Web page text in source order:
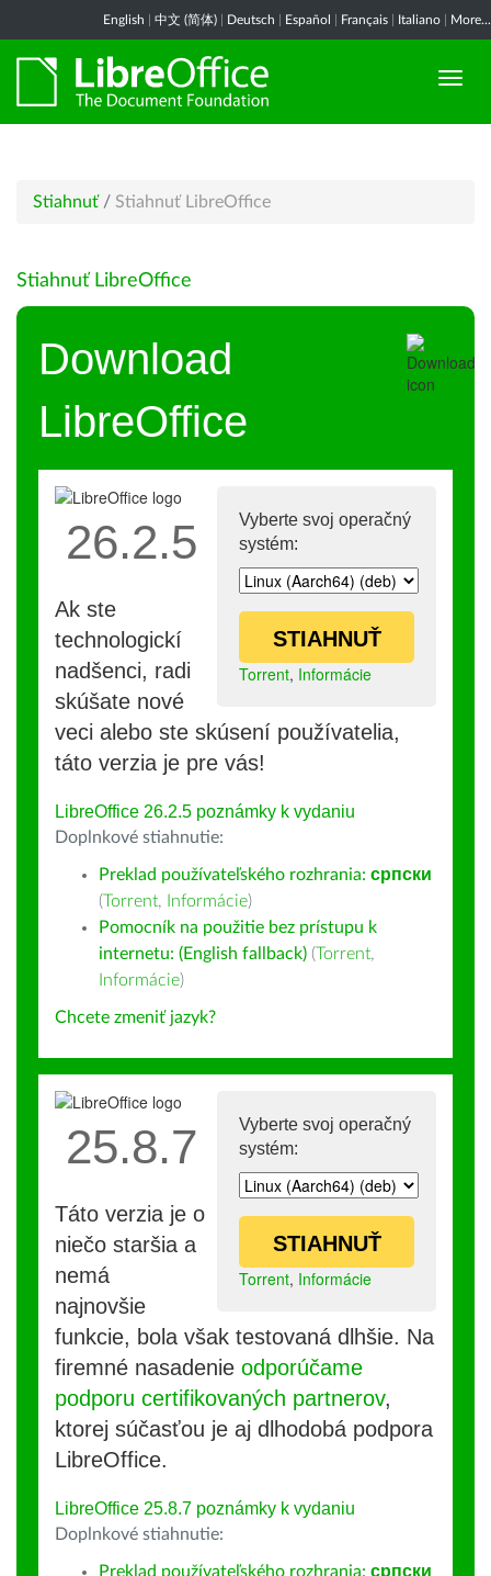
English 中文 (简体) Deutsch Español Français Italiano More...
Stiahnuť / Stiahnuť LibreOffice
Stiahnuť LibreOffice
Download
LibreOffice
Vyberte svoj operačný
systém:
STIAHNUŤ
Torrent, Informácie
26.2.5
Ak ste
technologickí
nadšenci, radi
skúšate nové
veci alebo ste skúsení používatelia,
táto verzia je pre vás!
LibreOffice 26.2.5 poznámky k vydaniu
Doplnkové stiahnutie:
Preklad používateľského rozhrania: српски
(Torrent, Informácie)
Pomocník na použitie bez prístupu k
internetu: (English fallback) (Torrent,
Informácie)
Chcete zmeniť jazyk?
Vyberte svoj operačný
systém:
STIAHNUŤ
Torrent, Informácie
25.8.7
Táto verzia je o
niečo staršia a
nemá
najnovšie
funkcie, bola však testovaná dlhšie. Na
firemné nasadenie odporúčame
podporu certifikovaných partnerov,
ktorej súčasťou je aj dlhodobá podpora
LibreOffice.
LibreOffice 25.8.7 poznámky k vydaniu
Doplnkové stiahnutie:
Preklad používateľského rozhrania: српски